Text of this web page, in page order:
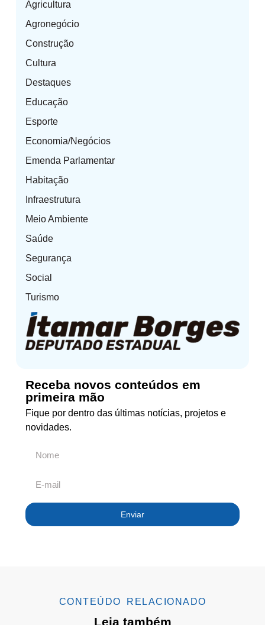
Agricultura
Agronegócio
Construção
Cultura
Destaques
Educação
Esporte
Economia/Negócios
Emenda Parlamentar
Habitação
Infraestrutura
Meio Ambiente
Saúde
Segurança
Social
Turismo
Receba novos conteúdos em
primeira mão
Fique por dentro das últimas notícias, projetos e
novidades.
Enviar
CONTEÚDO RELACIONADO
Leia também